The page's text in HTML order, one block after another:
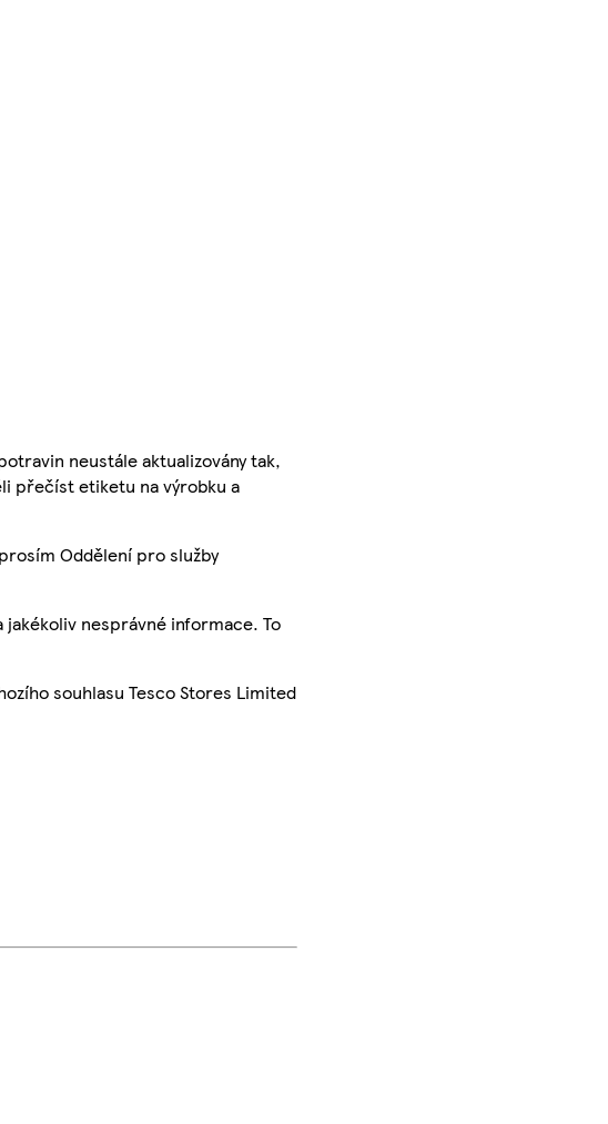
neustále aktualizovány tak,
přečíst etiketu na výrobku a
Oddělení pro služby
nesprávné informace. To
souhlasu Tesco Stores Limited